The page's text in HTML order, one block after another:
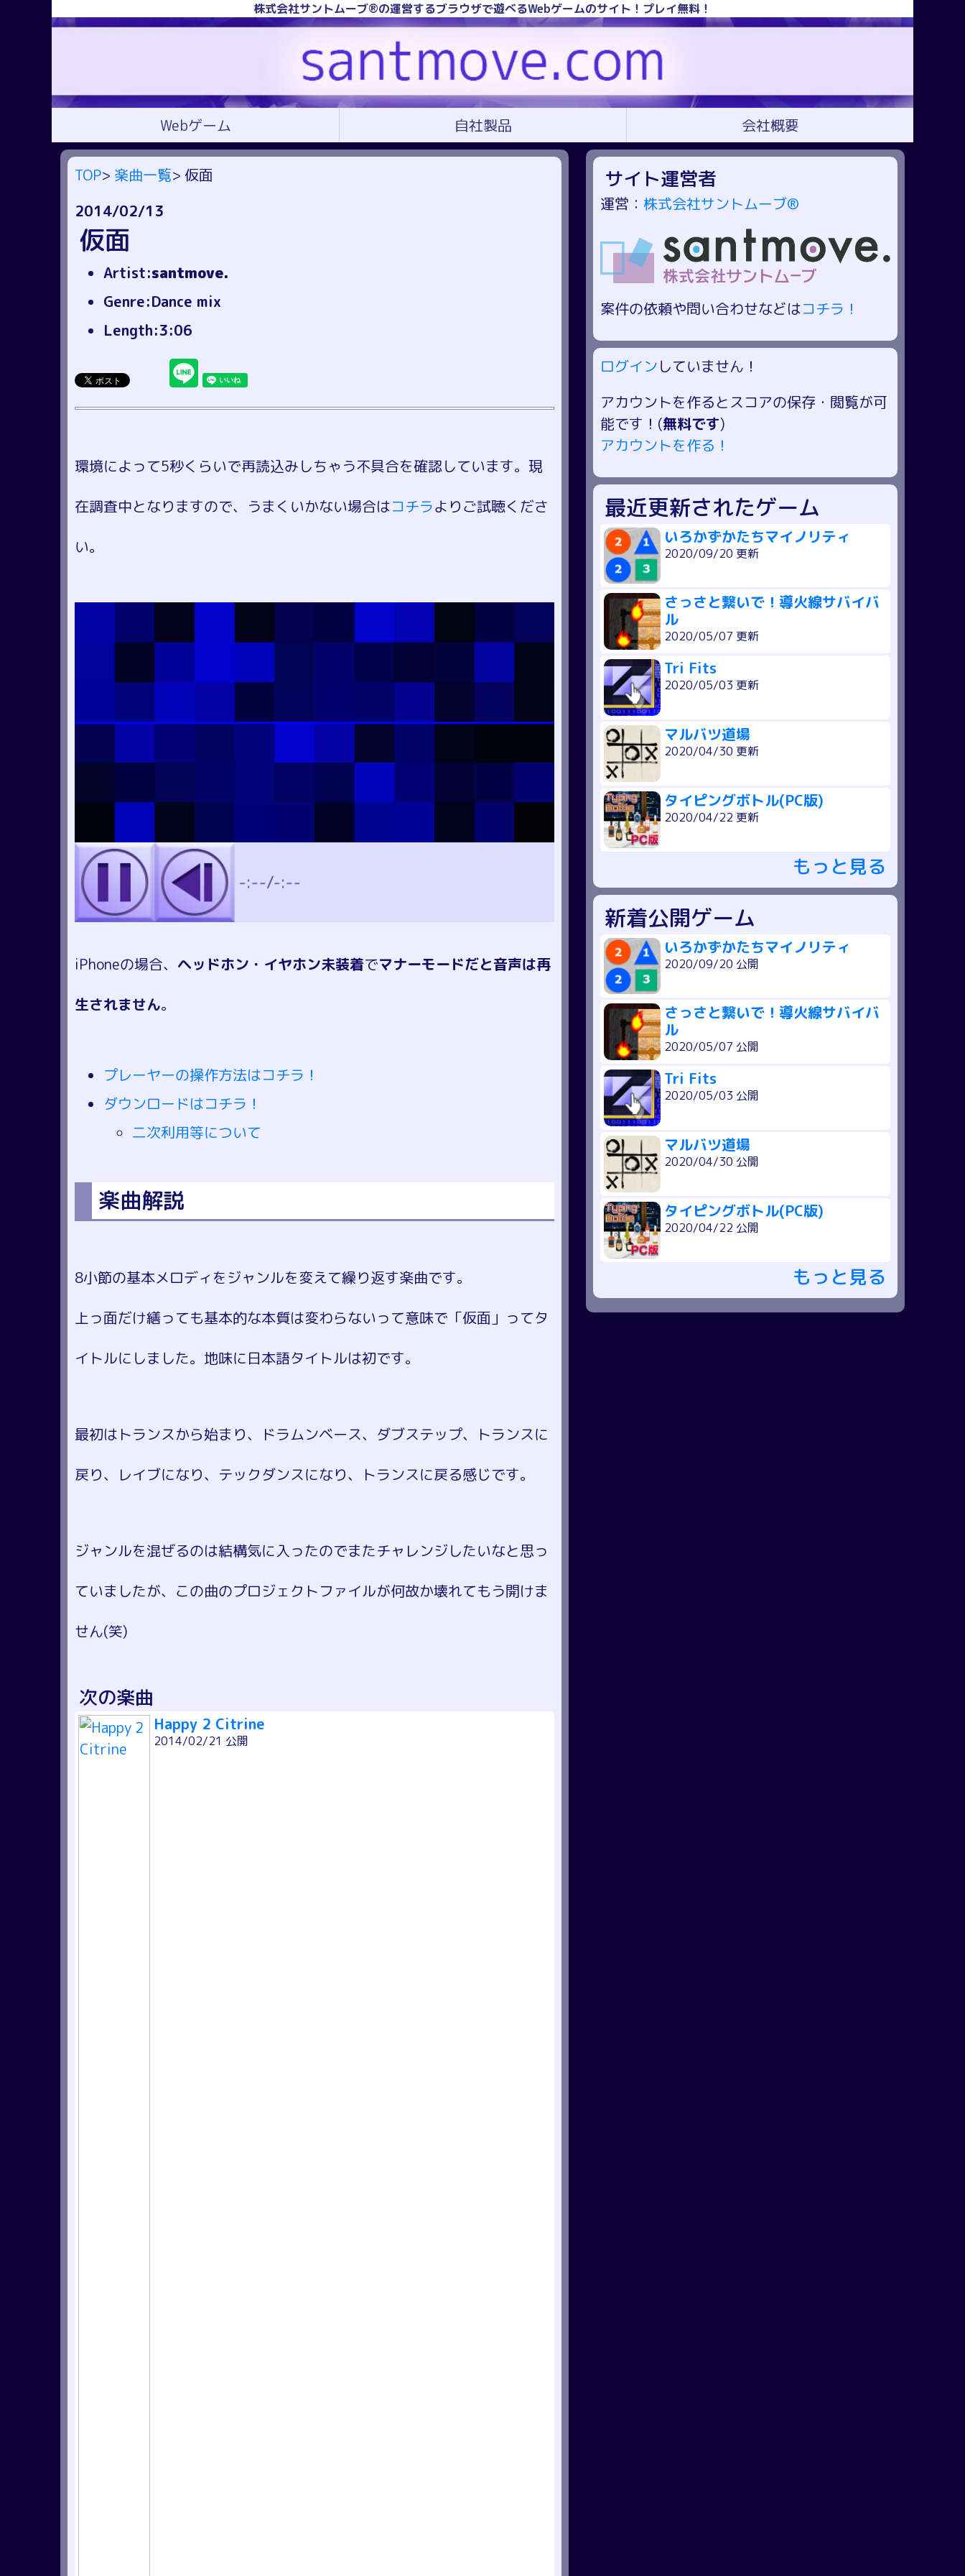
株式会社サントムーブ®の運営するブラウザで遊べるWebゲームのサイト！プレイ無料！
Webゲーム 自社製品 会社概要
TOP> 楽曲一覧> 仮面
2014/02/13
仮面
Artist:santmove.
Genre:Dance mix
Length:3:06
環境によって5秒くらいで再読込みしちゃう不具合を確認しています。現
在調査中となりますので、うまくいかない場合はコチラよりご試聴くださ
い。
iPhoneの場合、 ヘッドホン・イヤホン未装着でマナーモードだと音声は再
生されません。
プレーヤーの操作方法はコチラ！
ダウンロードはコチラ！
二次利用等について
楽曲解説
8小節の基本メロディをジャンルを変えて繰り返す楽曲です。
上っ面だけ繕っても基本的な本質は変わらないって意味で「仮面」ってタ
イトルにしました。地味に日本語タイトルは初です。
最初はトランスから始まり、ドラムンベース、ダブステップ、トランスに
戻り、レイブになり、テックダンスになり、トランスに戻る感じです。
ジャンルを混ぜるのは結構気に入ったのでまたチャレンジしたいなと思っ
ていましたが、この曲のプロジェクトファイルが何故か壊れてもう開けま
せん(笑)
次の楽曲
Happy 2 Citrine
2014/02/21 公開
サイト運営者
運営： 株式会社サントムーブ®
案件の依頼や問い合わせなどはコチラ！
ログインしていません！
アカウントを作るとスコアの保存・閲覧が可
能です！(無料です)
アカウントを作る！
最近更新されたゲーム
いろかずかたちマイノリティ
2020/09/20 更新
さっさと繋いで！導火線サバイバ
ル
2020/05/07 更新
Tri Fits
2020/05/03 更新
マルバツ道場
2020/04/30 更新
タイピングボトル(PC版)
2020/04/22 更新
もっと見る
新着公開ゲーム
いろかずかたちマイノリティ
2020/09/20 公開
さっさと繋いで！導火線サバイバ
ル
2020/05/07 公開
Tri Fits
2020/05/03 公開
マルバツ道場
2020/04/30 公開
タイピングボトル(PC版)
2020/04/22 公開
もっと見る